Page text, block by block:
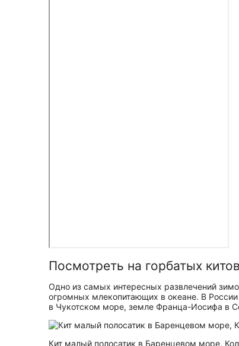
Посмотреть на горбатых китов
Одно из самых интересных развлечений
огромных млекопитающих в океане. В
в Чукотском море, земле Франца-Иосифа в
Кит малый полосатик в Баренцевом море,